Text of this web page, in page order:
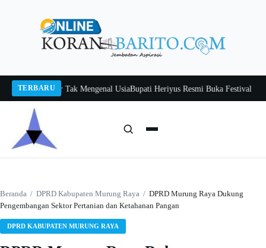
TERBARU
Belajar Tak Mengenal UsiaBupati Heriyus Resmi Buka Festival Budaya
Beranda / DPRD Kabupaten Murung Raya / DPRD Murung Raya Dukung
Pengembangan Sektor Pertanian dan Ketahanan Pangan
DPRD KABUPATEN MURUNG RAYA